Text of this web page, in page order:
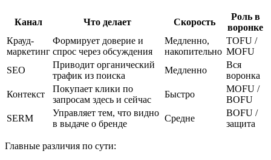
Канал Что делает Скорость
Роль в
воронке
Крауд-
маркетинг
Формирует доверие и
спрос через обсуждения
Медленно,
накопительно
TOFU /
MOFU
SEO
Приводит органический
трафик из поиска
Медленно
Вся
воронка
Контекст
Покупает клики по
запросам здесь и сейчас
Быстро
MOFU /
BOFU
SERM
Управляет тем, что видно
в выдаче о бренде
Средне
BOFU /
защита
Главные различия по сути: